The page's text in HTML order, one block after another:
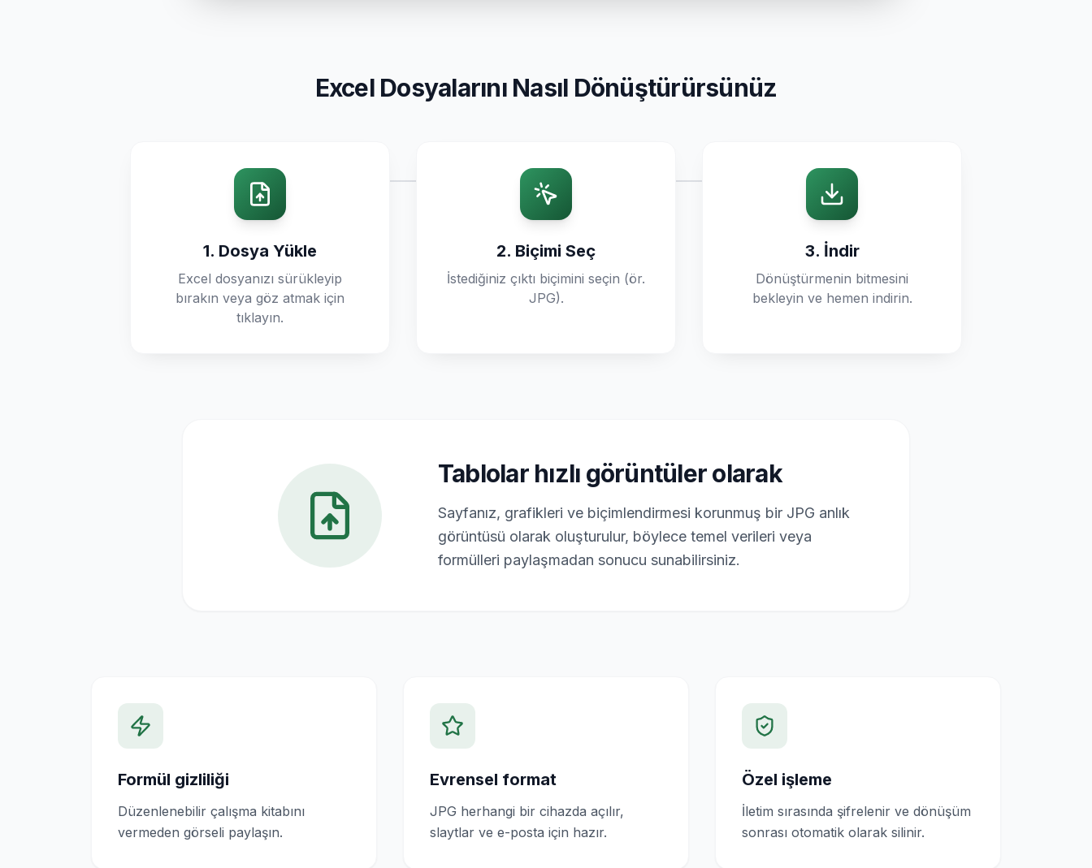
Excel Dosyalarını Nasıl Dönüştürürsünüz
1. Dosya Yükle
Excel dosyanızı sürükleyip
bırakın veya göz atmak için
tıklayın.
2. Biçimi Seç
İstediğiniz çıktı biçimini seçin (ör.
JPG).
3. İndir
Dönüştürmenin bitmesini
bekleyin ve hemen indirin.
Tablolar hızlı görüntüler olarak
Sayfanız, grafikleri ve biçimlendirmesi korunmuş bir JPG anlık
görüntüsü olarak oluşturulur, böylece temel verileri veya
formülleri paylaşmadan sonucu sunabilirsiniz.
Formül gizliliği
Düzenlenebilir çalışma kitabını
vermeden görseli paylaşın.
Evrensel format
JPG herhangi bir cihazda açılır,
slaytlar ve e-posta için hazır.
Özel işleme
İletim sırasında şifrelenir ve dönüşüm
sonrası otomatik olarak silinir.